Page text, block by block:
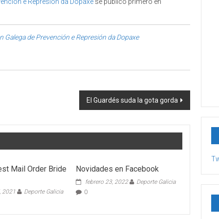
Galega de Prevención e Represión da Dopaxe
El Guardés suda la gota gorda
Mail Order Bride
2021
Deporte Galicia
Novidades en Facebook
febrero 23, 2022
Deporte Galicia
0